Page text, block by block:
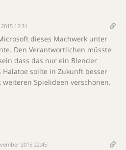
12:31
dieses Machwerk unter
Den Verantwortlichen müsste
dass das nur ein Blender
sollte in Zukunft besser
Spielideen verschonen.
2015 22:45